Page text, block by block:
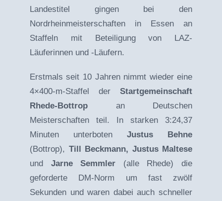
Landestitel gingen bei den
Nordrheinmeisterschaften in Essen an
Staffeln mit Beteiligung von LAZ-
Läuferinnen und -Läufern.
Erstmals seit 10 Jahren nimmt wieder eine
4×400-m-Staffel derStartgemeinschaft
Rhede-Bottropan Deutschen
Meisterschaften teil. In starken 3:24,37
Minuten unterbotenJustus Behne
(Bottrop), Till Beckmann, Justus Maltese
und Jarne Semmler (alle Rhede) die
geforderte DM-Norm um fast zwölf
Sekunden und waren dabei auch schneller